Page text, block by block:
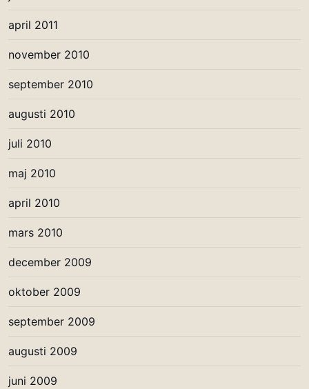
april 2011
november 2010
september 2010
augusti 2010
juli 2010
maj 2010
april 2010
mars 2010
december 2009
oktober 2009
september 2009
augusti 2009
juni 2009